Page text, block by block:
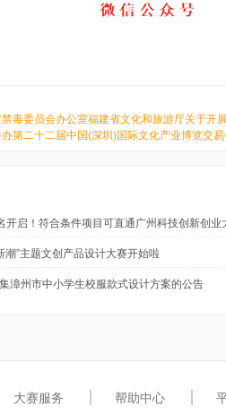
毒委员会办公室福建省文化和旅游厅关于开
第二十二届中国(深圳)国际文化产业博览交
开启！符合条件项目可直通广州科技创新创业
潮”主题文创产品设计大赛开始啦
漳州市中小学生校服款式设计方案的公告
大赛服务 帮助中心